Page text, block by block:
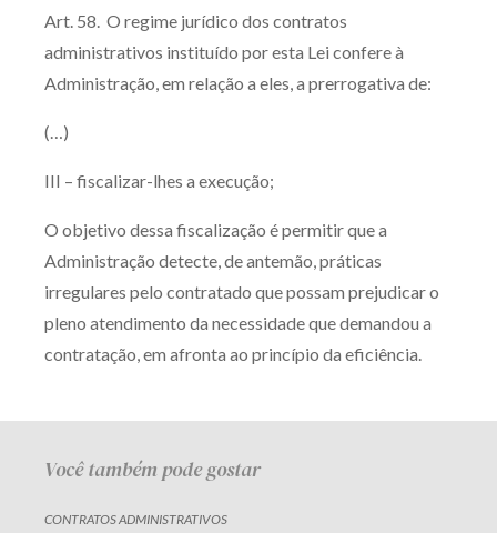
Orientação por Escrito
Mentoria Zênite
Zênite Online
Eventos presenciais
Zênite in Company
Diferenciais
Av. Sete de Setembro, 4698
Art. 58. O regime jurídico dos contratos
administrativos instituído por esta Lei confere à
Administração, em relação a eles, a prerrogativa de:
(…)
III – fiscalizar-lhes a execução;
O objetivo dessa fiscalização é permitir que a
Administração detecte, de antemão, práticas
irregulares pelo contratado que possam prejudicar o
pleno atendimento da necessidade que demandou a
contratação, em afronta ao princípio da eficiência.
Você também pode gostar
CONTRATOS ADMINISTRATIVOS